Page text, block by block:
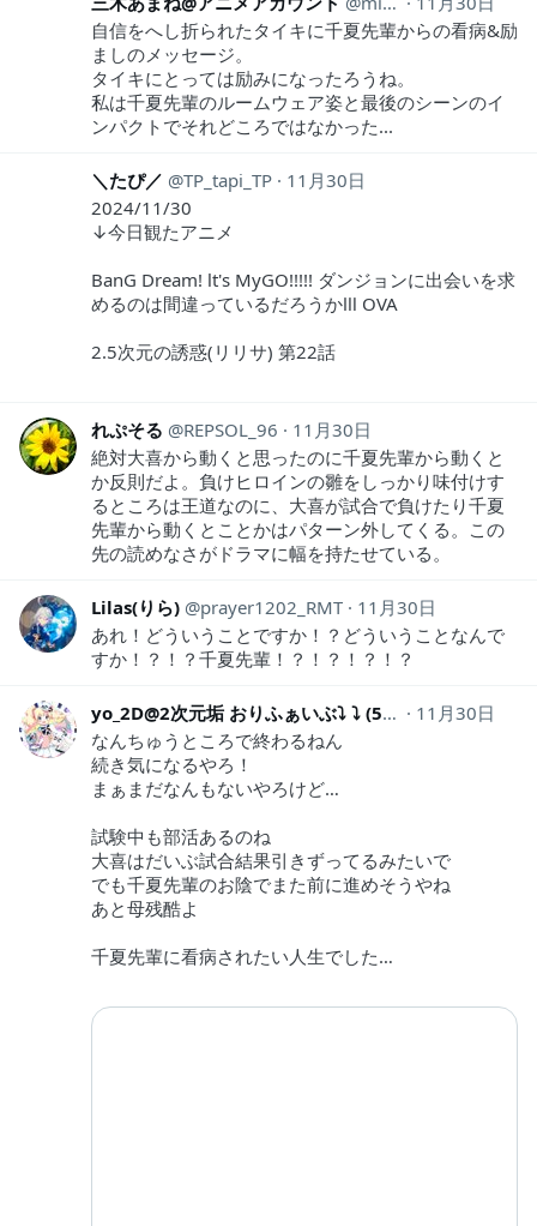
自信をへし折られたタイキに千夏先輩からの看病&励
ましのメッセージ。
タイキにとっては励みになったろうね。
私は千夏先輩のルームウェア姿と最後のシーンのイ
ンパクトでそれどころではなかった...
＼たぴ／ TP_tapi_TP
11月30日
2024/11/30
↓今日観たアニメ
BanG Dream! lt's MyGO!!!!! ダンジョンに出会いを求
めるのは間違っているだろうかⅢ OVA
2.5次元の誘惑(リリサ) 第22話
れぷそる REPSOL_96
11月30日
絶対大喜から動くと思ったのに千夏先輩から動くと
か反則だよ。負けヒロインの雛をしっかり味付けす
るところは王道なのに、大喜が試合で負けたり千夏
先輩から動くとことかはパターン外してくる。この
先の読めなさがドラマに幅を持たせている。
Lilas(りら) prayer1202_RMT
11月30日
あれ！どういうことですか！？どういうことなんで
すか！？！？千夏先輩！？！？！？！？
yo_2D@2次元垢 おりふぁいぶ⤵︎ ︎⤵︎ ︎(5位) yo_2d
11月30日
なんちゅうところで終わるねん
続き気になるやろ！
まぁまだなんもないやろけど…
試験中も部活あるのね
大喜はだいぶ試合結果引きずってるみたいで
でも千夏先輩のお陰でまた前に進めそうやね
あと母残酷よ
千夏先輩に看病されたい人生でした…